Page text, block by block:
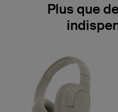
Plus que